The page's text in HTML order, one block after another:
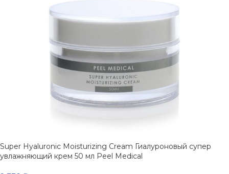
Super Hyaluronic Moisturizing Cream Гиалуроновый супер
увлажняющий крем 50 мл Peel Medical